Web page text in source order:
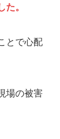
。
とで心配
場の被害